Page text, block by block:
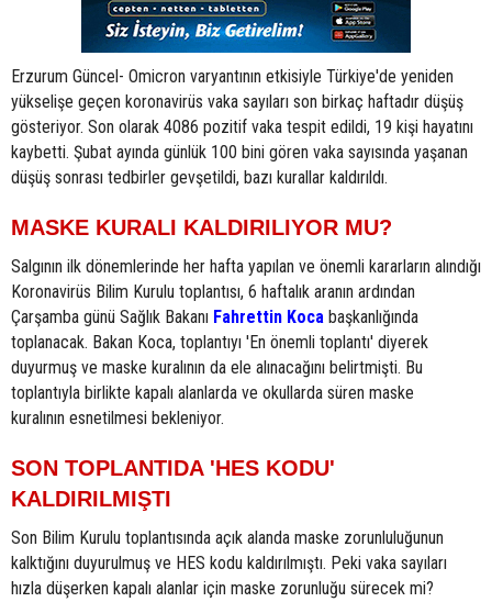
Erzurum Güncel- Omicron varyantının etkisiyle Türkiye'de yeniden
yükselişe geçen koronavirüs vaka sayıları son birkaç haftadır düşüş
gösteriyor. Son olarak 4086 pozitif vaka tespit edildi, 19 kişi hayatını
kaybetti. Şubat ayında günlük 100 bini gören vaka sayısında yaşanan
düşüş sonrası tedbirler gevşetildi, bazı kurallar kaldırıldı.
MASKE KURALI KALDIRILIYOR MU?
Salgının ilk dönemlerinde her hafta yapılan ve önemli kararların alındığı
Koronavirüs Bilim Kurulu toplantısı, 6 haftalık aranın ardından
Çarşamba günü Sağlık Bakanı Fahrettin Koca başkanlığında
toplanacak. Bakan Koca, toplantıyı 'En önemli toplantı' diyerek
duyurmuş ve maske kuralının da ele alınacağını belirtmişti. Bu
toplantıyla birlikte kapalı alanlarda ve okullarda süren maske
kuralının esnetilmesi bekleniyor.
SON TOPLANTIDA 'HES KODU'
KALDIRILMIŞTI
Son Bilim Kurulu toplantısında açık alanda maske zorunluluğunun
kalktığını duyurulmuş ve HES kodu kaldırılmıştı. Peki vaka sayıları
hızla düşerken kapalı alanlar için maske zorunluğu sürecek mi?